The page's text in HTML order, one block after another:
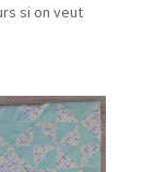
si on veut